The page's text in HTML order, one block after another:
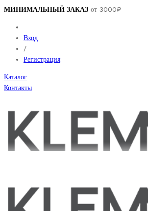
МИНИМАЛЬНЫЙ ЗАКАЗ от 3000₽
Вход
/
Регистрация
Каталог
Контакты